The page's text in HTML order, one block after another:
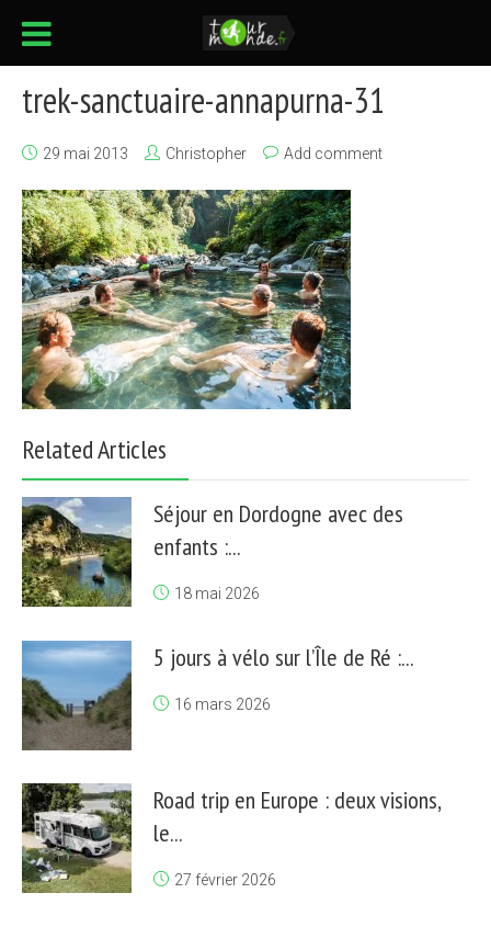
trek-sanctuaire-annapurna-31
29 mai 2013 Christopher Add comment
Related Articles
Séjour en Dordogne avec des
enfants :...
18 mai 2026
5 jours à vélo sur l’Île de Ré :...
16 mars 2026
Road trip en Europe : deux visions,
le...
27 février 2026